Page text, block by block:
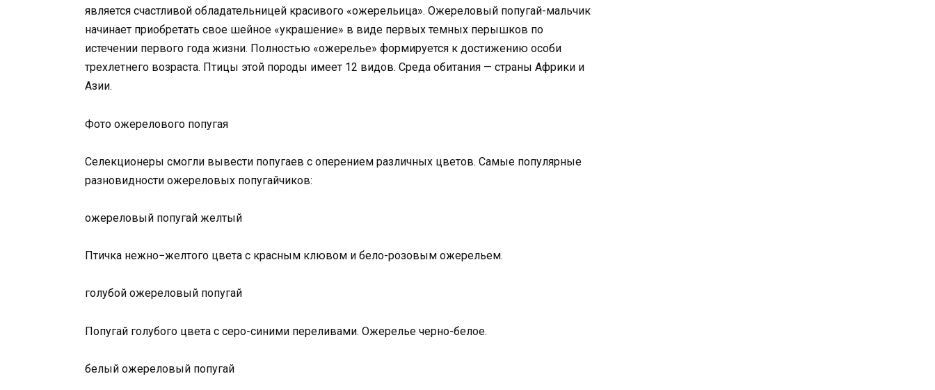
является счастливой обладательницей красивого «ожерельица». Ожереловый попугай-мальчик
начинает приобретать свое шейное «украшение» в виде первых темных перышков по
истечении первого года жизни. Полностью «ожерелье» формируется к достижению особи
трехлетнего возраста. Птицы этой породы имеет 12 видов. Среда обитания — страны Африки и
Азии.
Фото ожерелового попугая
Селекционеры смогли вывести попугаев с оперением различных цветов. Самые популярные
разновидности ожереловых попугайчиков:
ожереловый попугай желтый
Птичка нежно−желтого цвета с красным клювом и бело-розовым ожерельем.
голубой ожереловый попугай
Попугай голубого цвета с серо-синими переливами. Ожерелье черно-белое.
белый ожереловый попугай